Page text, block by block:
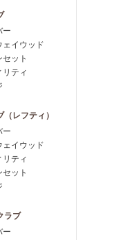
ー
ェイウッド
セット
リティ
レフティ）
ー
ェイウッド
リティ
セット
ラブ
ー